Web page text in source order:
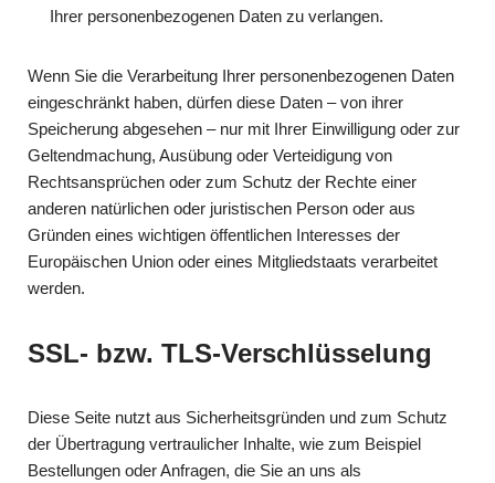
Ihrer personenbezogenen Daten zu verlangen.
Wenn Sie die Verarbeitung Ihrer personenbezogenen Daten
eingeschränkt haben, dürfen diese Daten – von ihrer
Speicherung abgesehen – nur mit Ihrer Einwilligung oder zur
Geltendmachung, Ausübung oder Verteidigung von
Rechtsansprüchen oder zum Schutz der Rechte einer
anderen natürlichen oder juristischen Person oder aus
Gründen eines wichtigen öffentlichen Interesses der
Europäischen Union oder eines Mitgliedstaats verarbeitet
werden.
SSL- bzw. TLS-Verschlüsselung
Diese Seite nutzt aus Sicherheitsgründen und zum Schutz
der Übertragung vertraulicher Inhalte, wie zum Beispiel
Bestellungen oder Anfragen, die Sie an uns als